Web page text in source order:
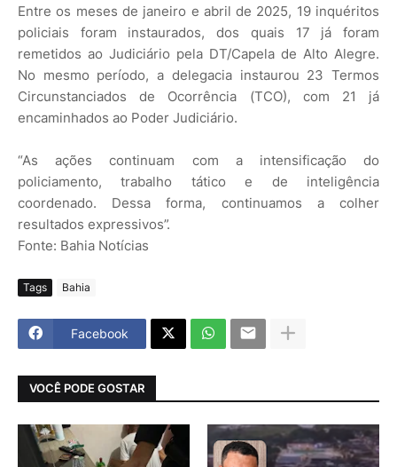
Entre os meses de janeiro e abril de 2025, 19 inquéritos
policiais foram instaurados, dos quais 17 já foram
remetidos ao Judiciário pela DT/Capela de Alto Alegre.
No mesmo período, a delegacia instaurou 23 Termos
Circunstanciados de Ocorrência (TCO), com 21 já
encaminhados ao Poder Judiciário.
“As ações continuam com a intensificação do
policiamento, trabalho tático e de inteligência
coordenado. Dessa forma, continuamos a colher
resultados expressivos”.
Fonte: Bahia Notícias
Tags Bahia
Facebook
VOCÊ PODE GOSTAR